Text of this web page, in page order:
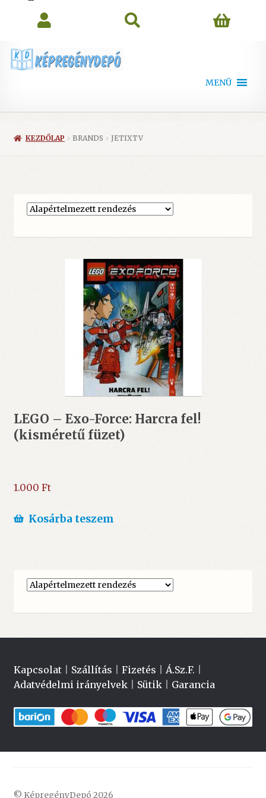
MENÜ
KEZDŐLAP BRANDS JETIXTV
LEGO – Exo-Force: Harcra fel!
(kisméretű füzet)
1.000 Ft
Kosárba teszem
Kapcsolat| Szállítás Fizetés Á.Sz.F.
Adatvédelmi irányelvek| Sütik| Garancia
© KépregényDepó 2026